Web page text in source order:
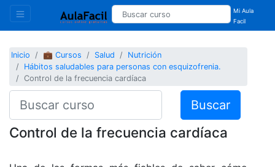
Mi Aula
Facil
Inicio 💼 Cursos Salud
Nutrición
Hábitos saludables para personas con esquizofrenia.
Control de la frecuencia cardíaca
Buscar
Control de la frecuencia cardíaca